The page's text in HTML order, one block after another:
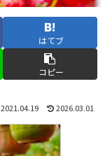
はてブ
コピー
2021.04.19 2026.03.01